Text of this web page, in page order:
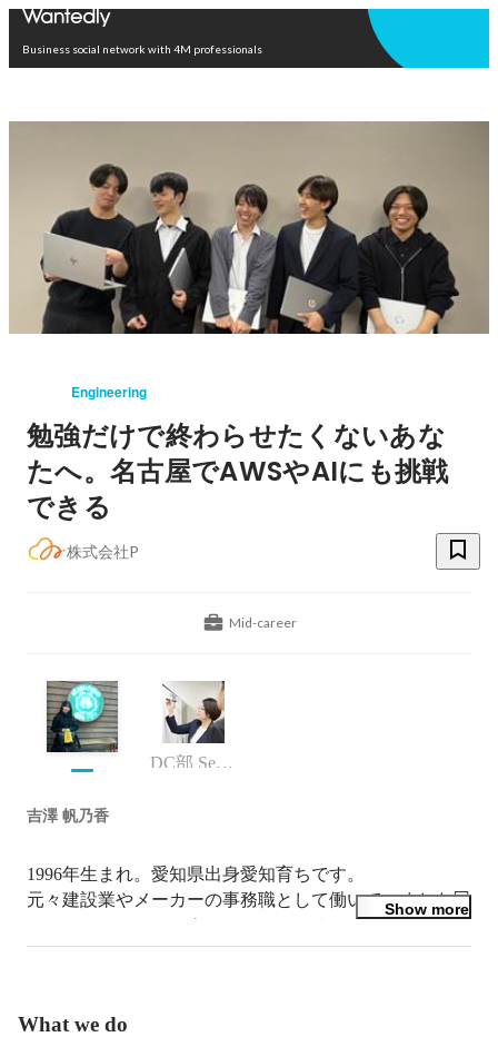
Business social network with 4M professionals
Engineering
勉強だけで終わらせたくないあな
たへ。名古屋でAWSやAIにも挑戦
できる
株式会社P
Mid-career
DC部 SectionManager
吉澤 帆乃香
1996年生まれ。愛知県出身愛知育ちです。
元々建設業やメーカーの事務職として働いていました💻
で挑戦しています！
Show more
What we do